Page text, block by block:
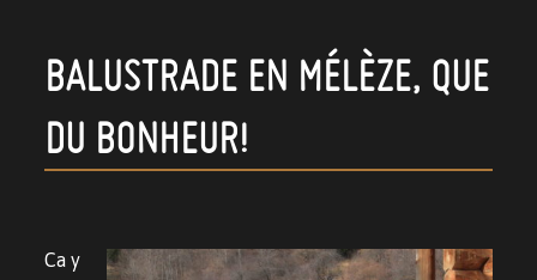
BALUSTRADE EN MÉLÈZE, QUE
DU BONHEUR!
Ca y